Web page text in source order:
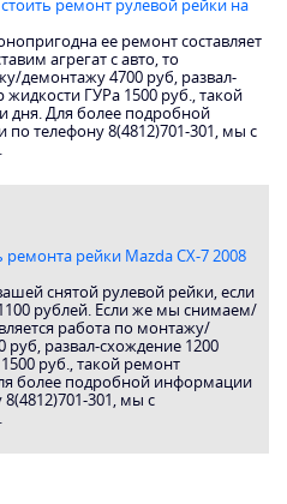
ремонт рулевой рейки на
ее ремонт составляет
агрегат с авто, то
демонтажу 4700 руб, развал-
ГУРа 1500 руб., такой
дня. Для более подробной
телефону 8(4812)701-301, мы с
ремонта рейки Mazda CX-7 2008
снятой рулевой рейки, если
рублей. Если же мы снимаем/
работа по монтажу/
руб, развал-схождение 1200
руб., такой ремонт
более подробной информации
301, мы с